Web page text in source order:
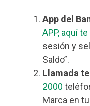
App del
APP, aquí
sesión y
Saldo”.
Llamada
2000
Marca en